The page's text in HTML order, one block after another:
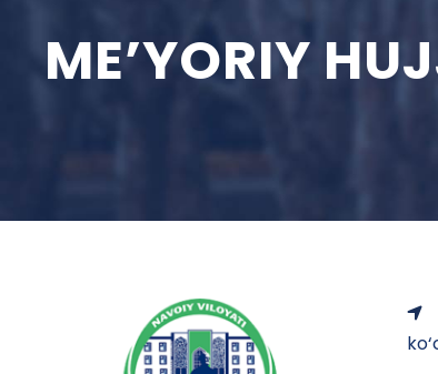
ME’YORIY